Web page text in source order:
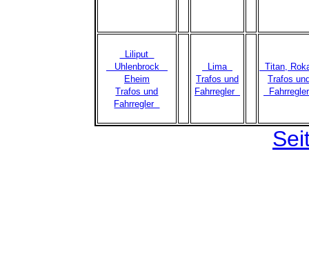
Liliput
Uhlenbrock
Eheim
Trafos und
Fahrregler
Lima
Trafos und
Fahrregler
Titan,
Trafos